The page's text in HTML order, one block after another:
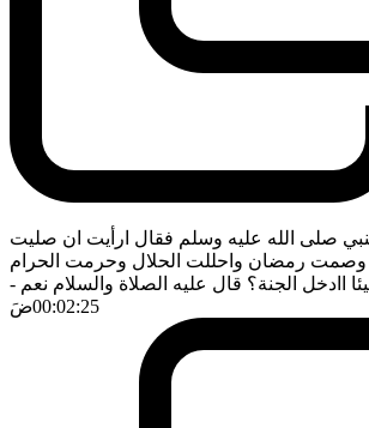
صلى الله عليه وسلم فقال ارأيت ان صليت
وصمت رمضان واحللت الحلال وحرمت الحرام
اادخل الجنة؟ قال عليه الصلاة والسلام نعم -
00:02:25ضَ